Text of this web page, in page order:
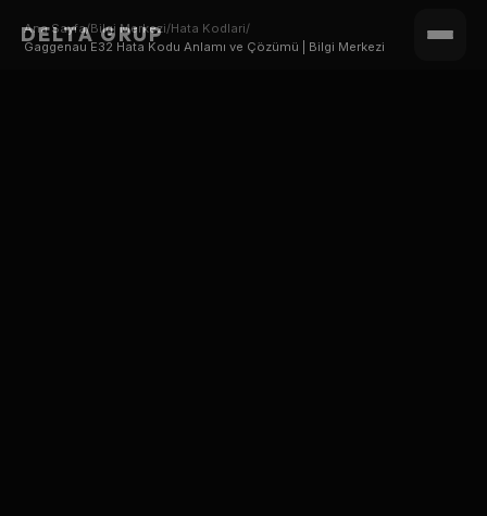
DELTA GRUP
Ana Sayfa/Bilgi Merkezi/Hata Kodlari/
Gaggenau E32 Hata Kodu Anlamı ve Çözümü | Bilgi Merkezi